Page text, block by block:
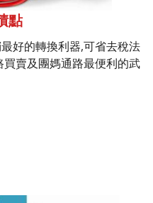
點
好的轉換利器,可省去稅法
賣及團媽通路最便利的武